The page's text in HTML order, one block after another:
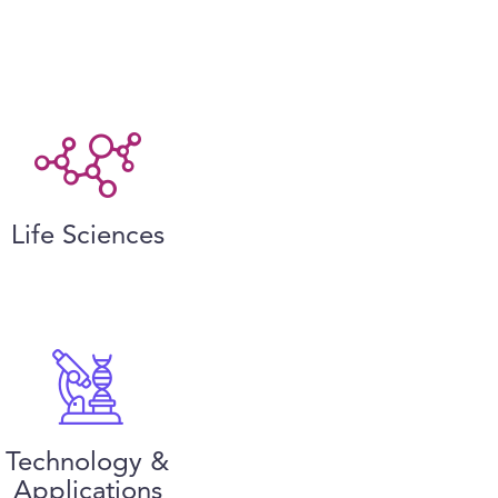
Life Sciences
Technology &
Applications